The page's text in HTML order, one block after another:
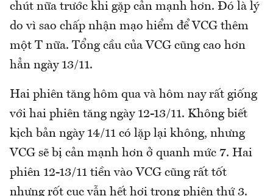
chút nữa trước khi gặp cản mạnh hơn. Đó là lý
do vì sao chấp nhận mạo hiểm để VCG thêm
một T nữa. Tổng cầu của VCG cũng cao hơn
hẳn ngày 13/11.
Hai phiên tăng hôm qua và hôm nay rất giống
với hai phiên tăng ngày 12-13/11. Không biết
kịch bản ngày 14/11 có lặp lại không, nhưng
VCG sẽ bị cản mạnh hơn ở quanh mức 7. Hai
phiên 12-13/11 tiền vào VCG cũng rất tốt
nhưng rốt cục vẫn hết hơi trong phiên thứ 3.